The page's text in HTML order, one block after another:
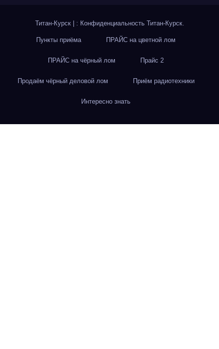
Титан-Курск : Конфиденциальность Титан-Курск.
Пункты приёма ПРАЙС на цветной лом
ПРАЙС на чёрный лом Прайс 2
Продаём чёрный деловой лом Приём радиотехники
Интересно знать